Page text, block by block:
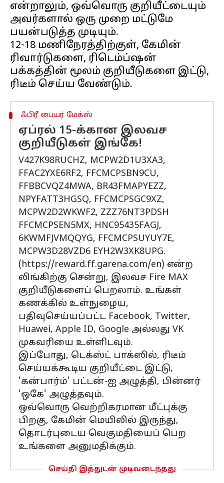
என்றாலும், ஒவ்வொரு குறியீட்டையும்
அவர்களால் ஒரு முறை மட்டுமே
பயன்படுத்த முடியும்.
12-18 மணிநேரத்திற்குள், கேமின்
ரிவார்டுகளை, ரிடெம்ப்ஷன்
பக்கத்தின் மூலம் குறியீடுகளை இட்டு,
ஃபிரீ பையர் மேக்ஸ்
ஏப்ரல் 15-க்கான இலவச
குறியீடுகள் இங்கே!
V427K98RUCHZ, MCPW2D1U3XA3,
FFAC2YXE6RF2, FFCMCPSBN9CU,
FFBBCVQZ4MWA, BR43FMAPYEZZ,
NPYFATT3HGSQ, FFCMCPSGC9XZ,
MCPW2D2WKWF2, ZZZ76NT3PDSH
FFCMCPSEN5MX, HNC95435FAGJ,
6KWMFJVMQQYG, FFCMCPSUYUY7E,
MCPW3D28VZD6 EYH2W3XK8UPG.
(https://reward.ff.garena.com/en) என்ற
லிங்கிற்கு சென்று, இலவச Fire MAX
குறியீடுகளைப் பெறலாம். உங்கள்
கணக்கில் உள்நுழைய,
பதிவுசெய்யப்பட்ட Facebook, Twitter,
Huawei, Apple ID, Google அல்லது VK
முகவரியை உள்ளிடவும்.
இப்போது, டெக்ஸ்ட் பாக்ஸில், ரிடீம்
செய்யக்கூடிய குறியீட்டை இட்டு,
'கன்பார்ம்' பட்டன்-ஐ அழுத்தி, பின்னர்
'ஒகே' அழுத்தவும்.
ஒவ்வொரு வெற்றிகரமான மீட்புக்கு
பிறகு, கேமின் மெயிலில் இருந்து,
தொடர்புடைய வெகுமதியைப் பெற
உங்களை அனுமதிக்கும்.
செய்தி இத்துடன் முடிவடைந்தது